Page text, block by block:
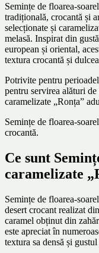
Semințe de floarea-
tradițională, crocantă și
selecționate și
melasă. Inspirat din
european și oriental,
textura crocantă și
Potrivite pentru
pentru servirea alături
caramelizate „Ronța”
Semințe de floarea-
crocantă.
Ce sunt
caramelizate
Semințe de floarea-
desert crocant realizat
caramel obținut din
este apreciat în
textura sa densă și